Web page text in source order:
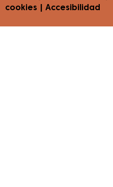
cookies
Accesibilidad